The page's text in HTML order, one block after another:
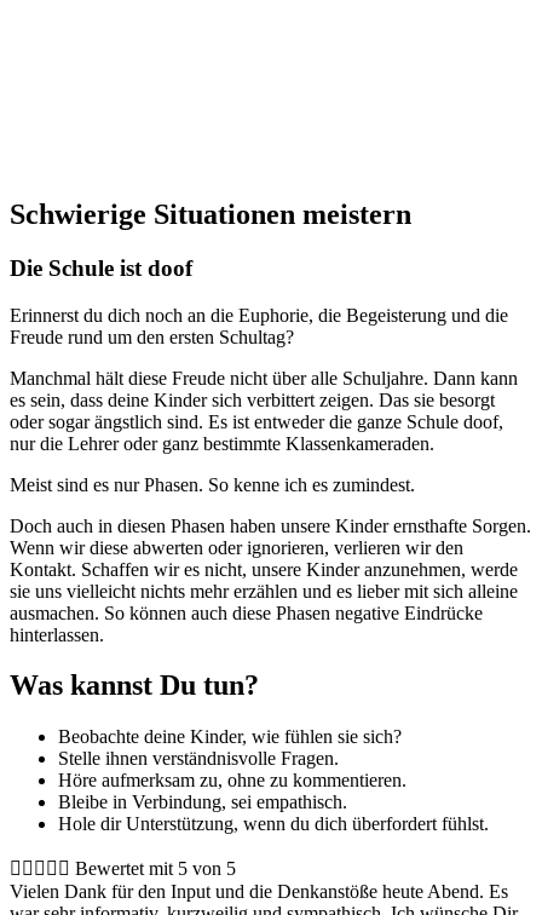
Schwierige Situationen meistern
Die Schule ist doof
Erinnerst du dich noch an die Euphorie, die Begeisterung und die
Freude rund um den ersten Schultag?
Manchmal hält diese Freude nicht über alle Schuljahre. Dann kann
es sein, dass deine Kinder sich verbittert zeigen. Das sie besorgt
oder sogar ängstlich sind. Es ist entweder die ganze Schule doof,
nur die Lehrer oder ganz bestimmte Klassenkameraden.
Meist sind es nur Phasen. So kenne ich es zumindest.
Doch auch in diesen Phasen haben unsere Kinder ernsthafte Sorgen.
Wenn wir diese abwerten oder ignorieren, verlieren wir den
Kontakt. Schaffen wir es nicht, unsere Kinder anzunehmen, werde
sie uns vielleicht nichts mehr erzählen und es lieber mit sich alleine
ausmachen. So können auch diese Phasen negative Eindrücke
hinterlassen.
Was kannst Du tun?
Beobachte deine Kinder, wie fühlen sie sich?
Stelle ihnen verständnisvolle Fragen.
Höre aufmerksam zu, ohne zu kommentieren.
Bleibe in Verbindung, sei empathisch.
Hole dir Unterstützung, wenn du dich überfordert fühlst.
     Bewertet mit 5 von 5
Vielen Dank für den Input und die Denkanstöße heute Abend. Es